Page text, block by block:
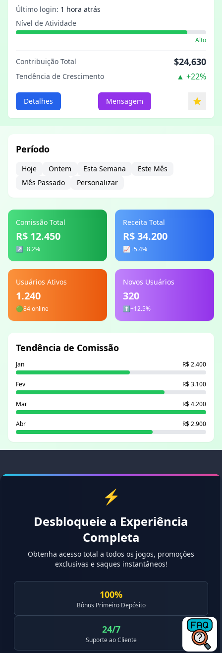
Último login: 1 hora atrás
Nível de Atividade
Alto
Contribuição Total $24,630
Tendência de Crescimento ▲ +22%
Detalhes Mensagem
Período
Hoje Ontem Esta Semana
Este Mês
Mês Passado
Personalizar
Comissão Total
R$ 12.450
↗️+8.2%
Receita Total
R$ 34.200
📈+5.4%
Usuários Ativos
1.240
🟢84 online
Novos Usuários
320
⬆️+12.5%
Tendência de Comissão
Jan R$ 2.400
Fev R$ 3.100
Mar R$ 4.200
Abr R$ 2.900
⚡
Desbloqueie a Experiência
Completa
Obtenha acesso total a todos os jogos, promoções
exclusivas e saques instantâneos!
100%
Bônus Primeiro Depósito
24/7
Suporte ao Cliente